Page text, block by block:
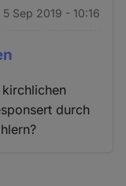
5 Sep 2019 - 10:16
durch